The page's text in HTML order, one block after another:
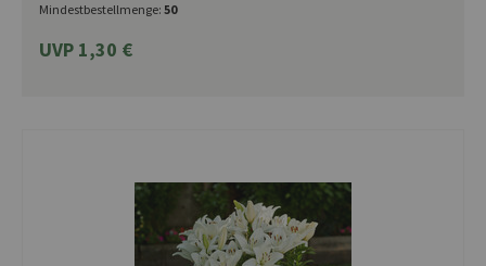
Mindestbestellmenge: 50
UVP 1,30 €